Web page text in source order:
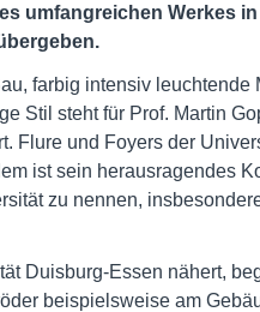
umfangreichen Werkes
farbig intensiv
Stil steht für Prof. Martin
Flure und Foyers der
ist sein herausragendes
zu nennen,
Duisburg-Essen nähert,
beispielsweise am